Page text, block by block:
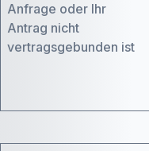
Anfrage oder Ihr
Antrag nicht
vertragsgebunden ist